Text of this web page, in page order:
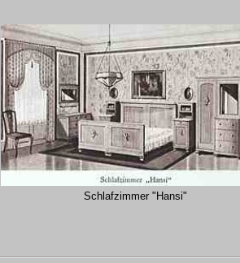
Schlafzimmer "Hansi"